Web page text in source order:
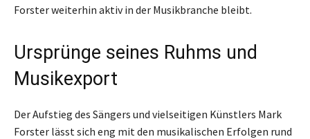
Forster weiterhin aktiv in der Musikbranche bleibt.
Ursprünge seines Ruhms und
Musikexport
Der Aufstieg des Sängers und vielseitigen Künstlers Mark
Forster lässt sich eng mit den musikalischen Erfolgen rund